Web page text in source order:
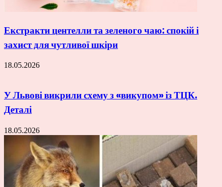
Екстракти центелли та зеленого чаю: спокій і
захист для чутливої шкіри
18.05.2026
У Львові викрили схему з «викупом» із ТЦК.
Деталі
18.05.2026